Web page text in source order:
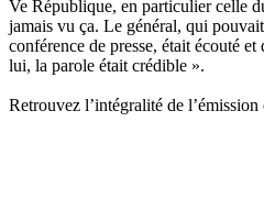
Ve République, en particulier celle
jamais vu ça. Le général, qui
conférence de presse, était écouté
lui, la parole était crédible ».
Retrouvez l’intégralité de l’émission